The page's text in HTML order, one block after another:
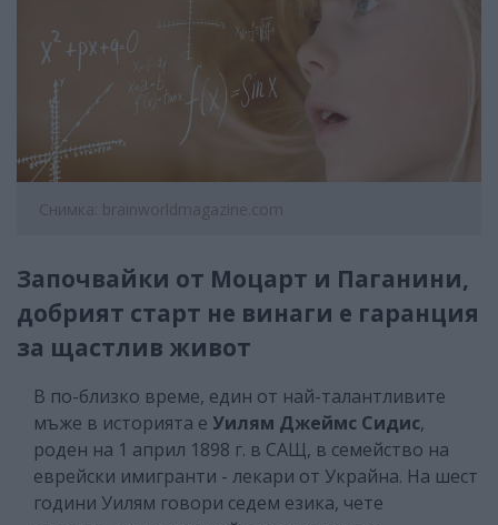
Снимка: brainworldmagazine.com
Започвайки от Моцарт и Паганини,
добрият старт не винаги е гаранция
за щастлив живот
В по-близко време, един от най-талантливите
мъже в историята е Уилям Джеймс Сидис,
роден на 1 април 1898 г. в САЩ, в семейство на
еврейски имигранти - лекари от Украйна. На шест
години Уилям говори седем езика, чете